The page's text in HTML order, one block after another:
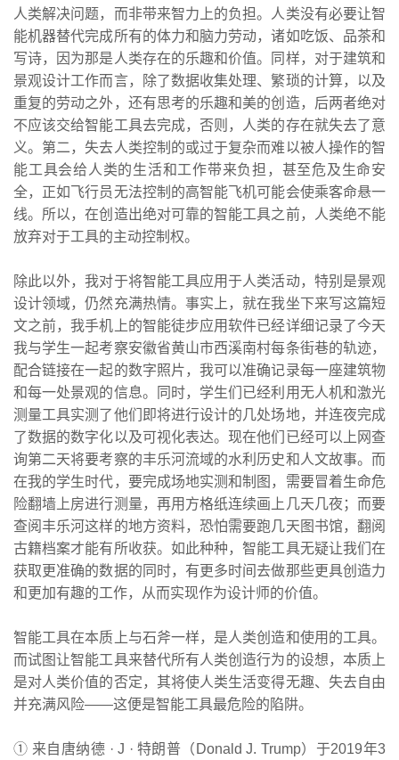
人类解决问题，而非带来智力上的负担。人类没有必要让智
能机器替代完成所有的体力和脑力劳动，诸如吃饭、品茶和
写诗，因为那是人类存在的乐趣和价值。同样，对于建筑和
景观设计工作而言，除了数据收集处理、繁琐的计算，以及
重复的劳动之外，还有思考的乐趣和美的创造，后两者绝对
不应该交给智能工具去完成，否则，人类的存在就失去了意
义。第二，失去人类控制的或过于复杂而难以被人操作的智
能工具会给人类的生活和工作带来负担，甚至危及生命安
全，正如飞行员无法控制的高智能飞机可能会使乘客命悬一
线。所以，在创造出绝对可靠的智能工具之前，人类绝不能
放弃对于工具的主动控制权。
除此以外，我对于将智能工具应用于人类活动，特别是景观
设计领域，仍然充满热情。事实上，就在我坐下来写这篇短
文之前，我手机上的智能徒步应用软件已经详细记录了今天
我与学生一起考察安徽省黄山市西溪南村每条街巷的轨迹，
配合链接在一起的数字照片，我可以准确记录每一座建筑物
和每一处景观的信息。同时，学生们已经利用无人机和激光
测量工具实测了他们即将进行设计的几处场地，并连夜完成
了数据的数字化以及可视化表达。现在他们已经可以上网查
询第二天将要考察的丰乐河流域的水利历史和人文故事。而
在我的学生时代，要完成场地实测和制图，需要冒着生命危
险翻墙上房进行测量，再用方格纸连续画上几天几夜；而要
查阅丰乐河这样的地方资料，恐怕需要跑几天图书馆，翻阅
古籍档案才能有所收获。如此种种，智能工具无疑让我们在
获取更准确的数据的同时，有更多时间去做那些更具创造力
和更加有趣的工作，从而实现作为设计师的价值。
智能工具在本质上与石斧一样，是人类创造和使用的工具。
而试图让智能工具来替代所有人类创造行为的设想，本质上
是对人类价值的否定，其将使人类生活变得无趣、失去自由
并充满风险——这便是智能工具最危险的陷阱。
① 来自唐纳德 · J · 特朗普（Donald J. Trump）于2019年3